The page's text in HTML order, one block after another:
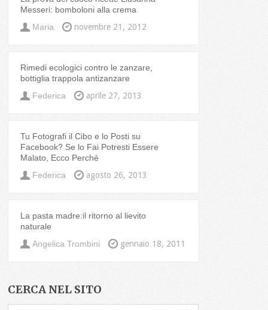
Messeri: bomboloni alla crema
Maria
novembre 21, 2012
Rimedi ecologici contro le zanzare,
bottiglia trappola antizanzare
Federica
aprile 27, 2013
Tu Fotografi il Cibo e lo Posti su
Facebook? Se lo Fai Potresti Essere
Malato, Ecco Perchè
Federica
agosto 26, 2013
La pasta madre:il ritorno al lievito
naturale
Angelica Trombini
gennaio 18, 2011
CERCA NEL SITO